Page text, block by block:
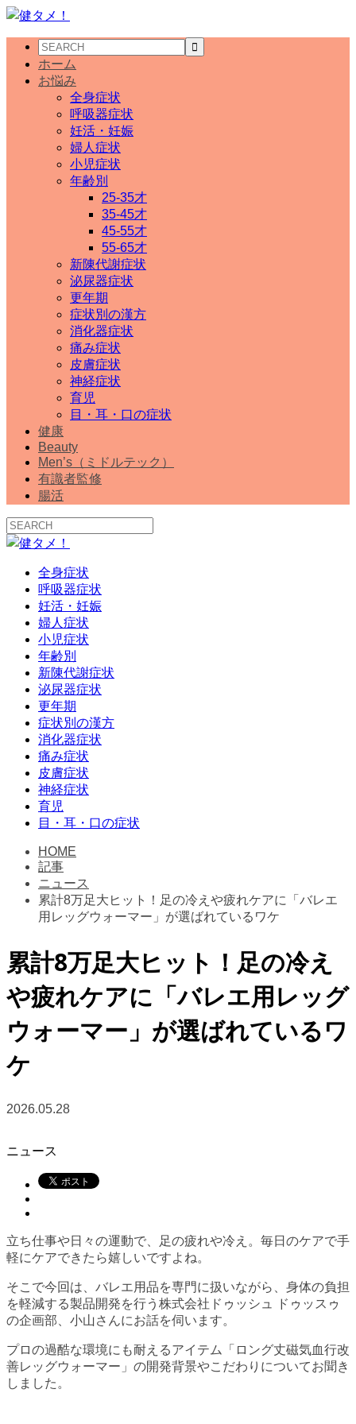
ホーム
お悩み
全身症状
呼吸器症状
妊活・妊娠
婦人症状
小児症状
年齢別
25-35才
35-45才
45-55才
55-65才
新陳代謝症状
泌尿器症状
更年期
症状別の漢方
消化器症状
痛み症状
皮膚症状
神経症状
育児
目・耳・口の症状
健康
Beauty
Men’s（ミドルテック）
有識者監修
腸活
全身症状
呼吸器症状
妊活・妊娠
婦人症状
小児症状
年齢別
新陳代謝症状
泌尿器症状
更年期
症状別の漢方
消化器症状
痛み症状
皮膚症状
神経症状
育児
目・耳・口の症状
HOME
記事
ニュース
累計8万足大ヒット！足の冷えや疲れケアに「バレエ
用レッグウォーマー」が選ばれているワケ
累計8万足大ヒット！足の冷え
や疲れケアに「バレエ用レッグ
ウォーマー」が選ばれているワ
ケ
2026.05.28
ニュース
立ち仕事や日々の運動で、足の疲れや冷え。毎日のケアで手
軽にケアできたら嬉しいですよね。
そこで今回は、バレエ用品を専門に扱いながら、身体の負担
を軽減する製品開発を行う株式会社ドゥッシュ ドゥッスゥ
の企画部、小山さんにお話を伺います。
プロの過酷な環境にも耐えるアイテム「ロング丈磁気血行改
善レッグウォーマー」の開発背景やこだわりについてお聞き
しました。